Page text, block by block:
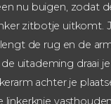
nu buigen, zodat
zitbotje uitkomt.
de rug en de
uitademing draai je
achter je
linkerknie